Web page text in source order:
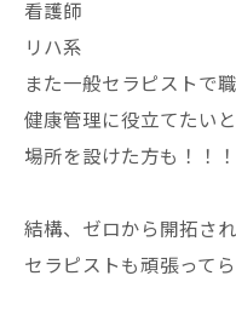
看護師
リハ系
また一般セラピストで
健康管理に役立てたい
場所を設けた方も！！！
結構、ゼロから開拓さ
セラピストも頑張って